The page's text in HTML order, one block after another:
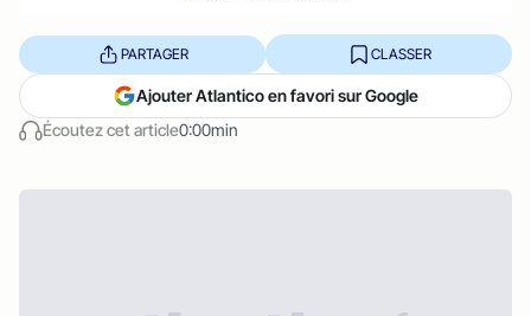
Écoutez cet article0:00min
PARTAGER CLASSER
Ajouter Atlantico en favori sur Google